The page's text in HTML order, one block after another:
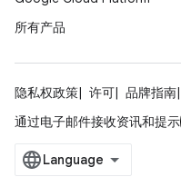
所有产品
隐私权政策 许可 品牌指南
通过电子邮件接收资讯和提示